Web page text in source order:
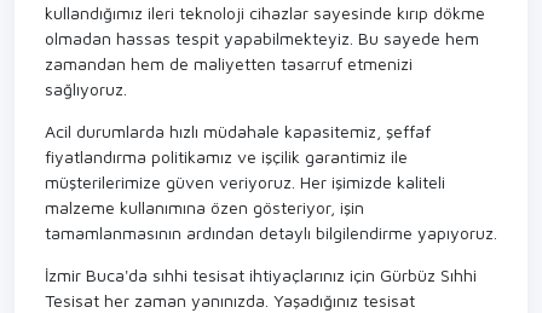
kullandığımız ileri teknoloji cihazlar sayesinde kırıp dökme
olmadan hassas tespit yapabilmekteyiz. Bu sayede hem
zamandan hem de maliyetten tasarruf etmenizi
sağlıyoruz.
Acil durumlarda hızlı müdahale kapasitemiz, şeffaf
fiyatlandırma politikamız ve işçilik garantimiz ile
müşterilerimize güven veriyoruz. Her işimizde kaliteli
malzeme kullanımına özen gösteriyor, işin
tamamlanmasının ardından detaylı bilgilendirme yapıyoruz.
İzmir Buca'da sıhhi tesisat ihtiyaçlarınız için Gürbüz Sıhhi
Tesisat her zaman yanınızda. Yaşadığınız tesisat